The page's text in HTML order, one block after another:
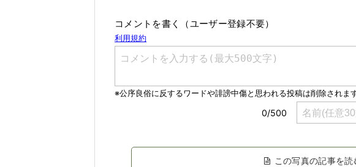
コメントを書く（ユーザー登録不要）
この写真の記事を読